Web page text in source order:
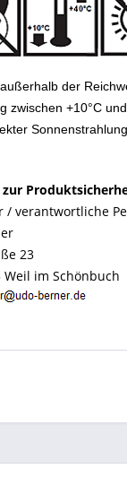
der
zwischen +10°C
zur
/ verantwortliche
23
Weil im Schönbuch